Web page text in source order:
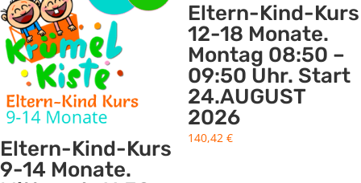
Eltern-Kind-Kurs
9-14 Monate.
Eltern-Kind-Kurs
12-18 Monate.
Montag 08:50 –
09:50 Uhr. Start
24.AUGUST
2026
140,42 €